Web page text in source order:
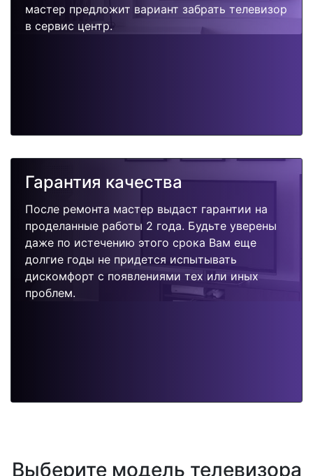
мастер предложит вариант забрать телевизор
в сервис центр.
Гарантия качества
После ремонта мастер выдаст гарантии на
проделанные работы 2 года. Будьте уверены
даже по истечению этого срока Вам еще
долгие годы не придется испытывать
дискомфорт с появлениями тех или иных
проблем.
Выберите модель телевизора